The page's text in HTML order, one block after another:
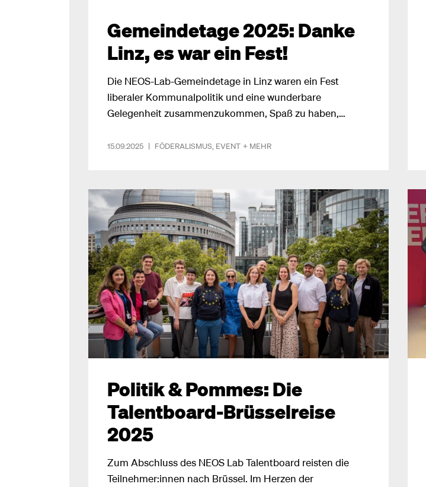
Gemeindetage 2025: Danke
Linz, es war ein Fest!
Die NEOS-Lab-Gemeindetage in Linz waren ein Fest
liberaler Kommunalpolitik und eine wunderbare
Gelegenheit zusammenzukommen, Spaß zu haben,
Hause zu nehmen.
15.09.2025 | FÖDERALISMUS EVENT + MEHR
Politik & Pommes: Die
Talentboard-Brüsselreise
2025
Zum Abschluss des NEOS Lab Talentboard reisten die
Teilnehmer:innen nach Brüssel. Im Herzen der